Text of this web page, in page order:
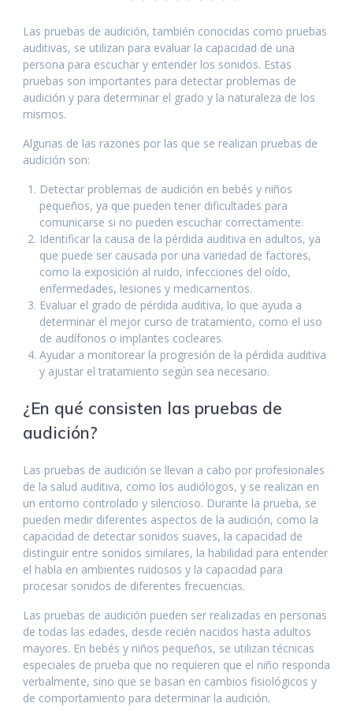
b
o
o
k
er s
A
p
p
e
dI
n
e
n
g
er
l
Las pruebas de audición, también conocidas como pruebas
auditivas, se utilizan para evaluar la capacidad de una
persona para escuchar y entender los sonidos. Estas
pruebas son importantes para detectar problemas de
audición y para determinar el grado y la naturaleza de los
mismos.
Algunas de las razones por las que se realizan pruebas de
audición son:
Detectar problemas de audición en bebés y niños
pequeños, ya que pueden tener dificultades para
comunicarse si no pueden escuchar correctamente.
Identificar la causa de la pérdida auditiva en adultos, ya
que puede ser causada por una variedad de factores,
como la exposición al ruido, infecciones del oído,
enfermedades, lesiones y medicamentos.
Evaluar el grado de pérdida auditiva, lo que ayuda a
determinar el mejor curso de tratamiento, como el uso
de audífonos o implantes cocleares.
Ayudar a monitorear la progresión de la pérdida auditiva
y ajustar el tratamiento según sea necesario.
¿En qué consisten las pruebas de
audición?
Las pruebas de audición se llevan a cabo por profesionales
de la salud auditiva, como los audiólogos, y se realizan en
un entorno controlado y silencioso. Durante la prueba, se
pueden medir diferentes aspectos de la audición, como la
capacidad de detectar sonidos suaves, la capacidad de
distinguir entre sonidos similares, la habilidad para entender
el habla en ambientes ruidosos y la capacidad para
procesar sonidos de diferentes frecuencias.
Las pruebas de audición pueden ser realizadas en personas
de todas las edades, desde recién nacidos hasta adultos
mayores. En bebés y niños pequeños, se utilizan técnicas
especiales de prueba que no requieren que el niño responda
verbalmente, sino que se basan en cambios fisiológicos y
de comportamiento para determinar la audición.